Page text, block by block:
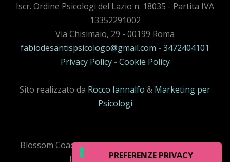
Iscr. Ordine Psicologi del Lazio n. 18035 - Partita IVA
13352291002
Via Chisimaio, 29 - 00199 Roma
fabiodesantispsicologo@gmail.com - 3472404101
Privacy Policy- Cookie Policy
Sito realizzato da Rocco Iannalfo & Marketing per
Psicologi
Blossom Coack | Sviluppato daBlossom Themes.
Powered byWordPress .